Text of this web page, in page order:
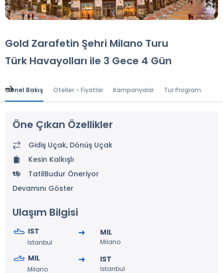
Gold Zarafetin Şehri Milano Turu
Türk Havayolları ile 3 Gece 4 Gün
Genel Bakış Oteller - Fiyatlar Kampanyalar Tur Programı
Öne Çıkan Özellikler
Gidiş Uçak, Dönüş Uçak
Kesin Kalkışlı
TatilBudur Öneriyor
Devamını Göster
Ulaşım Bilgisi
IST
İstanbul
MIL
Milano
MIL
Milano
IST
İstanbul